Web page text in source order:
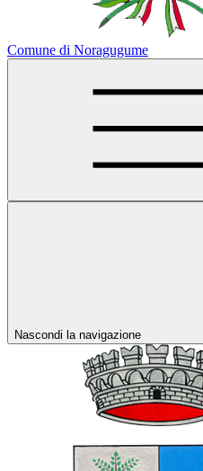
Comune di Noragugume
Nascondi la navigazione